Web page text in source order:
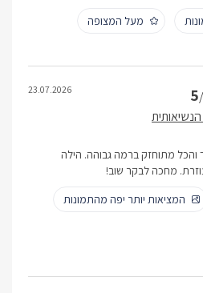
מעל המצופה
5
הנשיאותית
23.07.2026
והכל מתוחזק ברמה גבוהה. הילה
מחכה לבקר שוב!
המציאות יותר יפה מהתמונות